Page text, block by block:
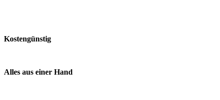
Kostengünstig
Alles aus einer Hand